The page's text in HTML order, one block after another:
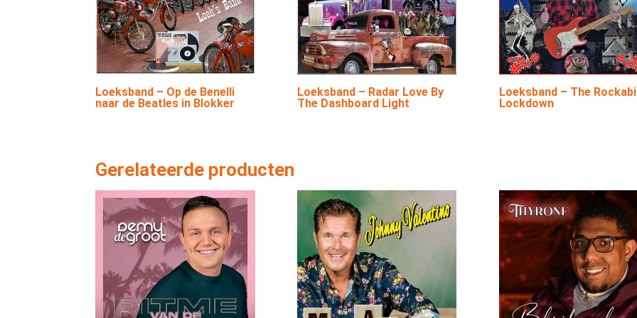
Loeksband – Op de Benelli
naar de Beatles in Blokker
Loeksband – Radar Love By
The Dashboard Light
Loeksband – The
Lockdown
Gerelateerde producten